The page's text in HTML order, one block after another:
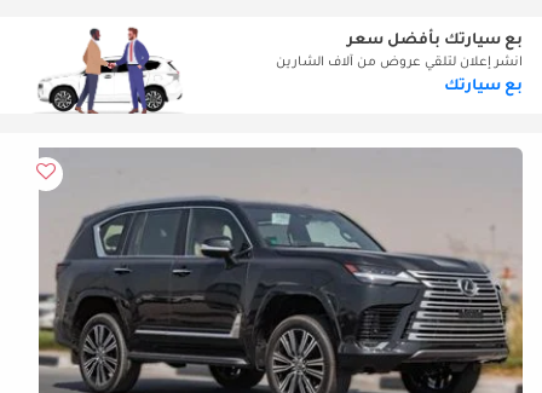
بع سيارتك بأفضل سعر
انشر إعلان لتلقي عروض من آلاف الشارين
بع سيارتك